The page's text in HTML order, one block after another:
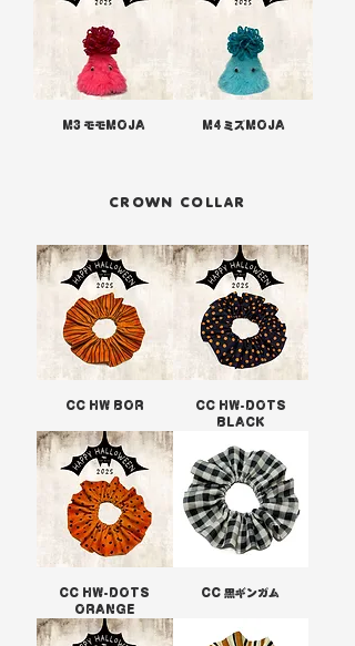
M3 モモMOJA M4 ミズMOJA
CROWN COLLAR
CC HW BOR
CC HW-DOTS
BLACK
CC HW-DOTS
ORANGE
CC 黒ギンガム